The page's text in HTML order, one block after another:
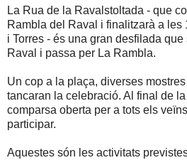
La Rua de la Ravalstoltada - que
Rambla del Raval i finalitzarà a les
i Torres - és una gran desfilada
Raval i passa per La Rambla.
Un cop a la plaça, diverses mostres
tancaran la celebració. Al final de
comparsa oberta per a tots els
participar.
Aquestes són les activitats